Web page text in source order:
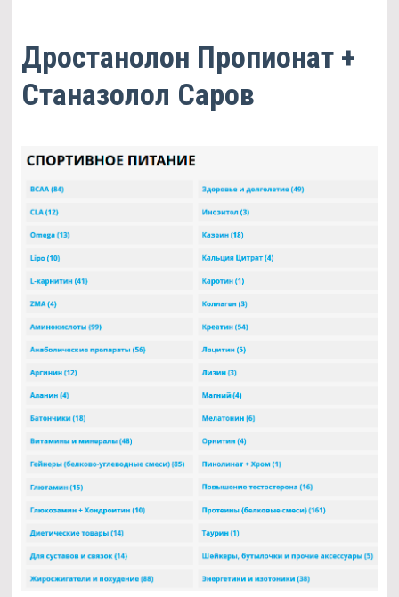
Дростанолон Пропионат +
Станазолол Саров